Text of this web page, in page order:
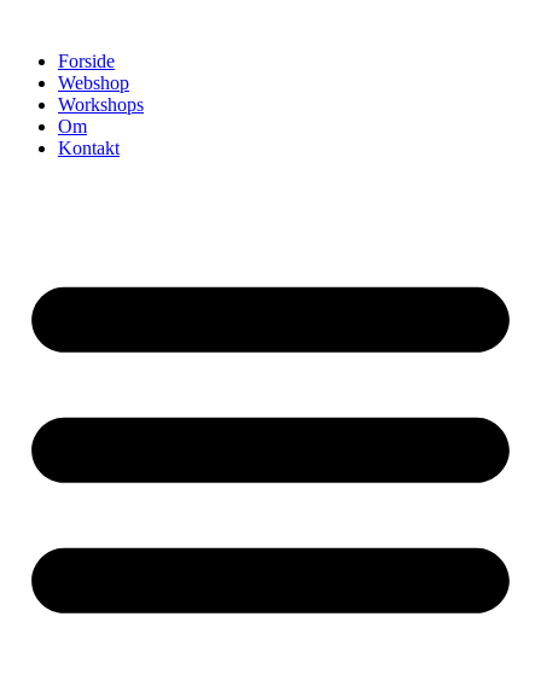
indholdForside
Webshop
Workshops
Om
Kontakt